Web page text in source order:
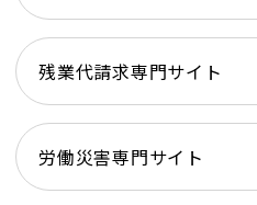
残業代請求専門サイト
労働災害専門サイト